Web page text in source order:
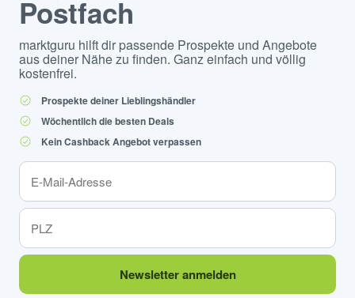
Postfach
marktguru hilft dir passende Prospekte und Angebote
aus deiner Nähe zu finden. Ganz einfach und völlig
kostenfrei.
Prospekte deiner Lieblingshändler
Wöchentlich die besten Deals
Kein Cashback Angebot verpassen
Newsletter anmelden